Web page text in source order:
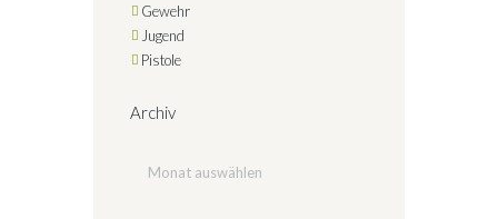
Gewehr
Jugend
Pistole
Archiv